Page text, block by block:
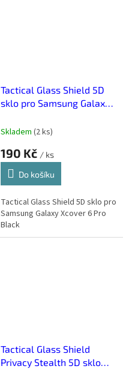
Tactical Glass Shield 5D
sklo pro Samsung Galaxy
Skladem (2 ks)
190 Kč / ks
Do košíku
Tactical Glass Shield 5D sklo pro
Samsung Galaxy Xcover 6 Pro
Black
Tactical Glass Shield
Privacy Stealth 5D sklo